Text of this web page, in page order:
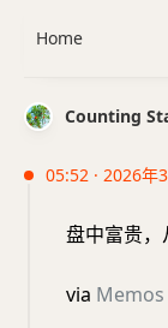
Counting
05:52 · 2026年
盘中富贵，
via Memos
Home